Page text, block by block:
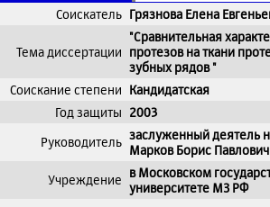
Соискатель Грязнова Елена
Тема диссертации
"Сравнительная
протезов на ткани
зубных рядов "
Соискание степени Кандидатская
Год защиты 2003
Руководитель заслуженный деятель
Марков Борис Павлович
Учреждение в Московском
университете МЗ РФ